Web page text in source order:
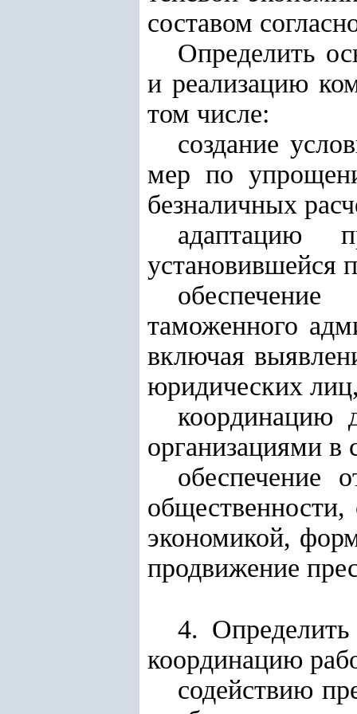
составом
Определить
и реализацию
том числе:
создание
мер по
безналичных
адаптацию
установившейся
таможенного
включая
юридических
координацию
организациями в
обеспечение
экономикой,
продвижение
4.
координацию
содействию